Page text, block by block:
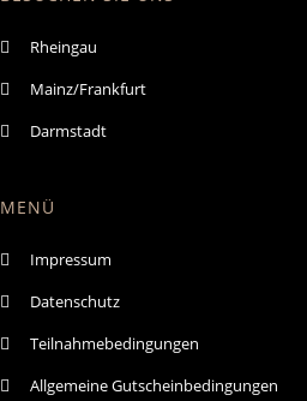
Rheingau
Mainz/Frankfurt
Darmstadt
MENÜ
Impressum
Datenschutz
Teilnahmebedingungen
Allgemeine Gutscheinbedingungen